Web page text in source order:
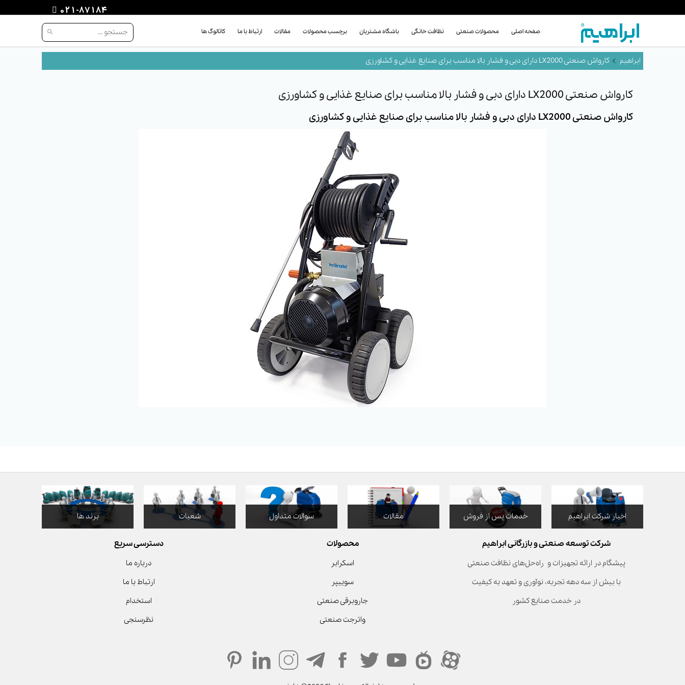
021-87184
صفحه اصلی محصولات صنعتی نظافت خانگی باشگاه مشتریان برچسب محصولات مقالات ارتباط با ما کاتالوگ ها
کارواش صنعتی LX2000 دارای دبی و فشار بالا مناسب برای صنایع غذایی و کشاورزی
کارواش صنعتی LX2000 دارای دبی و فشار بالا مناسب برای صنایع غذایی و کشاورزی
کارواش صنعتی LX2000 دارای دبی و فشار بالا مناسب برای صنایع غذایی و کشاورزی
اخبار شرکت ابراهیم خدمات پس از فروش مقالات سوالات متداول شعبات برند ها
شرکت توسعه صنعتی و بازرگانی ابراهیم
پیشگام در ارائه تجهیزات و راه‌حل‌های نظافت صنعتی
با بیش از سه دهه تجربه، نوآوری و تعهد به کیفیت
در خدمت صنایع کشور
محصولات
اسکرابر
سوییپر
جاروبرقی صنعتی
واترجت صنعتی
دسترسی سریع
درباره ما
ارتباط با ما
استخدام
نظرسنجی